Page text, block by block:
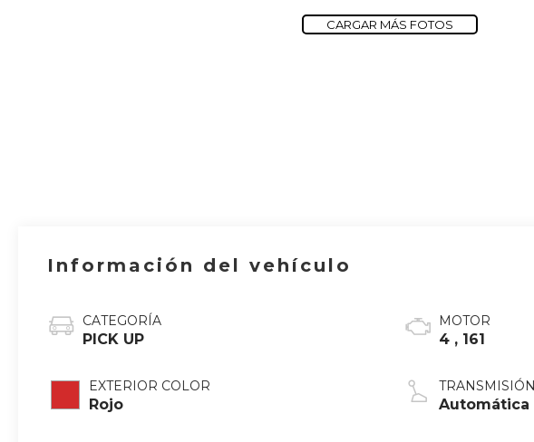
CARGAR MÁS FOTOS
Información del vehículo
CATEGORÍA
PICK UP
EXTERIOR COLOR
Rojo
MOTOR
4 , 161
TRANSMISIÓN
Automática